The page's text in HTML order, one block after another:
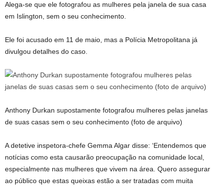
Alega-se que ele fotografou as mulheres pela janela de sua casa
em Islington, sem o seu conhecimento.
Ele foi acusado em 11 de maio, mas a Polícia Metropolitana já
divulgou detalhes do caso.
Anthony Durkan supostamente fotografou mulheres pelas janelas
de suas casas sem o seu conhecimento (foto de arquivo)
A detetive inspetora-chefe Gemma Algar disse: ‘Entendemos que
notícias como esta causarão preocupação na comunidade local,
especialmente nas mulheres que vivem na área. Quero assegurar
ao público que estas queixas estão a ser tratadas com muita